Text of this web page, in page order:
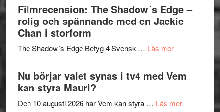
Pöntinen
avslutar
Scensommar
in
till
och
Filmrecension: The Shadow´s Edge –
rolig och spännande med en Jackie
Chan i storform
The Shadow´s Edge Betyg 4 Svensk … Läs merom
Filmrecension:
Shadow
Edge
Nu börjar valet synas i tv4 med Vem
kan styra Mauri?
Den 10 augusti 2026 har Vem kan styra … Läs merom